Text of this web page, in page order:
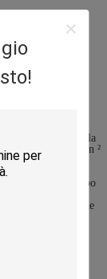
maglia
disidratati
di scatola. La
trasporto delle
un solo strato della
usata di un ²
può
della cinghia (tipo
maglia dello
usato di specifiche
di trasporto del
velocità di
dei